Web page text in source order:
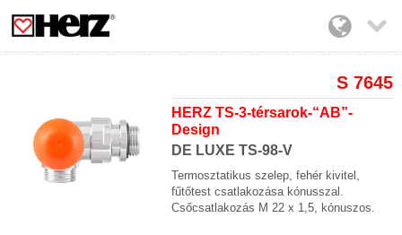

S 7645
HERZ TS-3-térsarok-“AB”-
Design
DE LUXE TS-98-V
Termosztatikus szelep, fehér kivitel,
fűtőtest csatlakozása kónusszal.
Csőcsatlakozás M 22 x 1,5, kónuszos.